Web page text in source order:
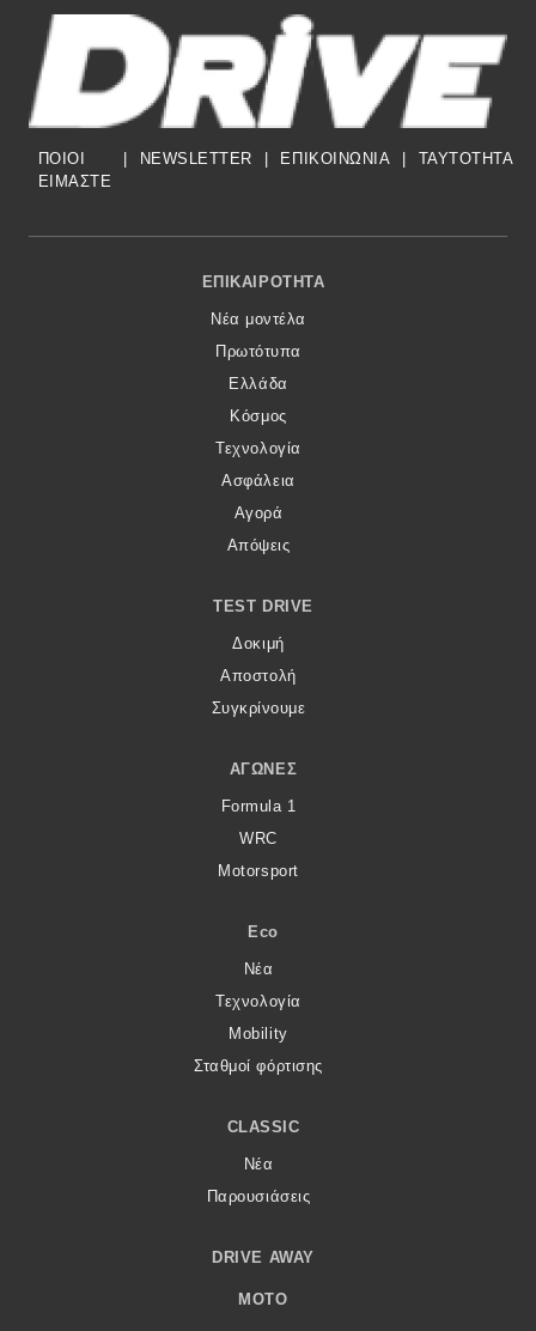
ΠΟΙΟΙ
ΕΙΜΑΣΤΕ
NEWSLETTER ΕΠΙΚΟΙΝΩΝΙΑ TAYTOTHTA
Footer Menu
ΕΠΙΚΑΙΡΌΤΗΤΑ
Νέα μοντέλα
Πρωτότυπα
Ελλάδα
Κόσμος
Τεχνολογία
Ασφάλεια
Αγορά
Απόψεις
TEST DRIVE
Δοκιμή
Αποστολή
Συγκρίνουμε
ΑΓΏΝΕΣ
Formula 1
WRC
Motorsport
Eco
Νέα
Τεχνολογία
Mobility
Σταθμοί φόρτισης
CLASSIC
Νέα
Παρουσιάσεις
DRIVE AWAY
MOTO